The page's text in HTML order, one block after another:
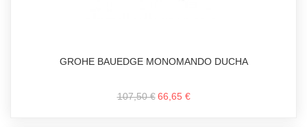
GROHE BAUEDGE MONOMANDO DUCHA
107,50 € 66,65 €